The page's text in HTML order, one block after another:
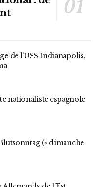
de l’USS Indianapolis,
nationaliste espagnole
(« dimanche